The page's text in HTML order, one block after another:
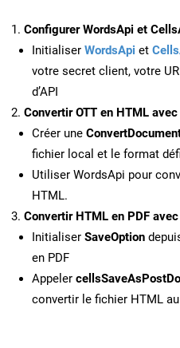
Configurer WordsApi et
Initialiser WordsApi et
votre secret client, votre
d’API
Convertir OTT en HTML
Créer une
fichier local et le format
Utiliser WordsApi pour
HTML.
Convertir HTML en PDF
Initialiser SaveOption
en PDF
Appeler
convertir le fichier HTML